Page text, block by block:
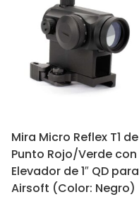
Mira Micro Reflex T1 de
Punto Rojo/Verde con
Elevador de 1″ QD para
Airsoft (Color: Negro)